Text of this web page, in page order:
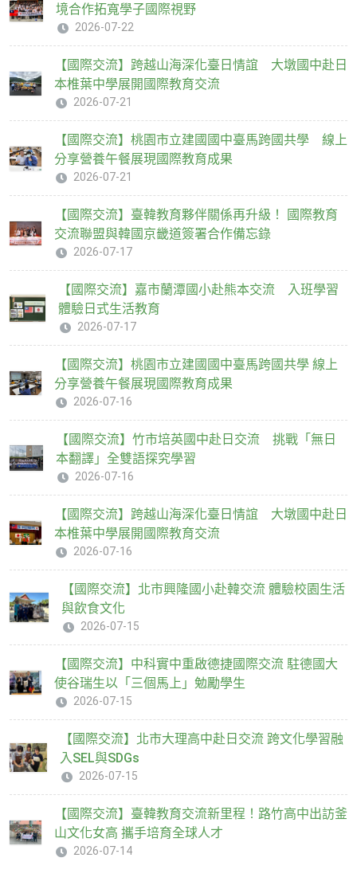
境合作拓寬學子國際視野
2026-07-22
【國際交流】跨越山海深化臺日情誼 大墩國中赴日
本椎葉中學展開國際教育交流
2026-07-21
【國際交流】桃園市立建國國中臺馬跨國共學 線上
分享營養午餐展現國際教育成果
2026-07-21
【國際交流】臺韓教育夥伴關係再升級！ 國際教育
交流聯盟與韓國京畿道簽署合作備忘錄
2026-07-17
【國際交流】嘉市蘭潭國小赴熊本交流 入班學習
體驗日式生活教育
2026-07-17
【國際交流】桃園市立建國國中臺馬跨國共學 線上
分享營養午餐展現國際教育成果
2026-07-16
【國際交流】竹市培英國中赴日交流 挑戰「無日
本翻譯」全雙語探究學習
2026-07-16
【國際交流】跨越山海深化臺日情誼 大墩國中赴日
本椎葉中學展開國際教育交流
2026-07-16
【國際交流】北市興隆國小赴韓交流 體驗校園生活
與飲食文化
2026-07-15
【國際交流】中科實中重啟德捷國際交流 駐德國大
使谷瑞生以「三個馬上」勉勵學生
2026-07-15
【國際交流】北市大理高中赴日交流 跨文化學習融
入SEL與SDGs
2026-07-15
【國際交流】臺韓教育交流新里程！路竹高中出訪釜
山文化女高 攜手培育全球人才
2026-07-14